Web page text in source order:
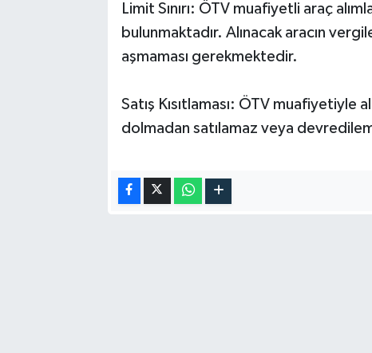
Limit Sınırı: ÖTV muafiyetli araç
bulunmaktadır. Alınacak aracın
aşmaması gerekmektedir.
Satış Kısıtlaması: ÖTV muafiyetiyle
dolmadan satılamaz veya